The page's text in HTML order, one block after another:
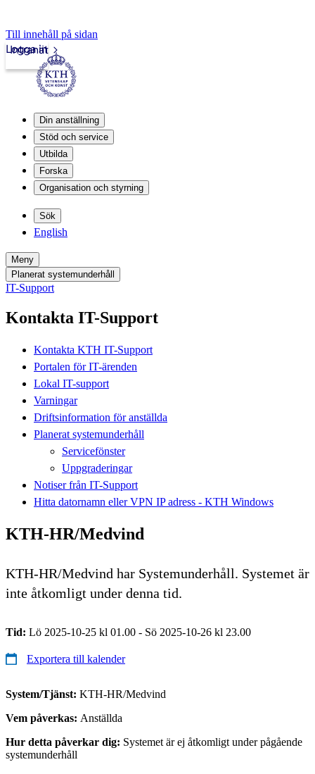
Till innehåll på sidan
Intranät
Logga in
Din anställning
Stöd och service
Utbilda
Forska
Organisation och styrning
Sök
English
Meny
Planerat systemunderhåll
IT-Support
Kontakta IT-Support
Kontakta KTH IT-Support
Portalen för IT-ärenden
Lokal IT-support
Varningar
Driftsinformation för anställda
Planerat systemunderhåll
Servicefönster
Uppgraderingar
Notiser från IT-Support
Hitta datornamn eller VPN IP adress - KTH Windows
KTH-HR/Medvind
KTH-HR/Medvind har Systemunderhåll. Systemet är
inte åtkomligt under denna tid.
Tid: Lö 2025-10-25 kl 01.00 - Sö 2025-10-26 kl 23.00
Exportera till kalender
System/Tjänst: KTH-HR/Medvind
Vem påverkas: Anställda
Hur detta påverkar dig: Systemet är ej åtkomligt under pågående
systemunderhåll